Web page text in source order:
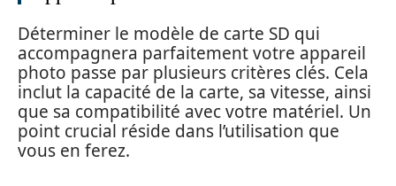
Déterminer le modèle de carte SD qui
accompagnera parfaitement votre appareil
photo passe par plusieurs critères clés. Cela
inclut la capacité de la carte, sa vitesse, ainsi
que sa compatibilité avec votre matériel. Un
point crucial réside dans l’utilisation que
vous en ferez.